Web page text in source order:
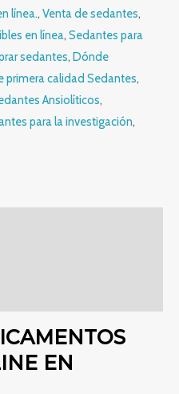
línea., Venta de sedantes,
en línea, Sedantes para
sedantes, Dónde
primera calidad Sedantes,
Ansiolíticos,
para la investigación,
EN